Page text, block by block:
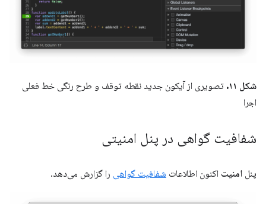
شکل ۱۱.
تصویری از آیکون جدید نقطه توقف و طرح رنگی خط فعلی
اجرا
شفافیت گواهی در پنل امنیتی
پنل امنیت اکنون اطلاعات شفافیت گواهی را گزارش می‌دهد.